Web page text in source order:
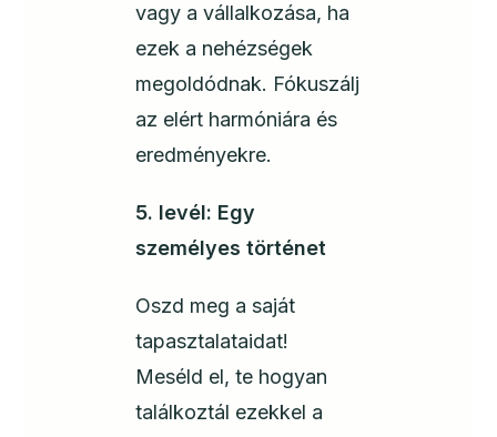
vagy a vállalkozása, ha
ezek a nehézségek
megoldódnak. Fókuszálj
az elért harmóniára és
eredményekre.
5. levél: Egy
személyes történet
Oszd meg a saját
tapasztalataidat!
Meséld el, te hogyan
találkoztál ezekkel a